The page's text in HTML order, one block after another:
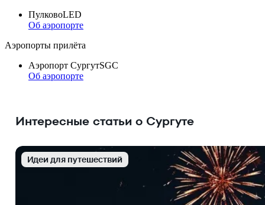
ПулковоLED
Об аэропорте
Аэропорты прилёта
Аэропорт СургутSGC
Об аэропорте
Интересные статьи о Сургуте
Идеи для путешествий